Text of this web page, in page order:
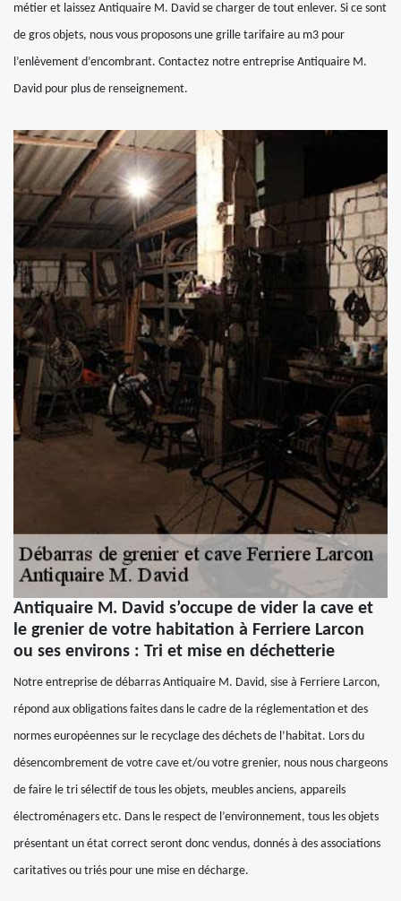
métier et laissez Antiquaire M. David se charger de tout enlever. Si ce sont
de gros objets, nous vous proposons une grille tarifaire au m3 pour
l’enlèvement d’encombrant. Contactez notre entreprise Antiquaire M.
David pour plus de renseignement.
Antiquaire M. David s’occupe de vider la cave et
le grenier de votre habitation à Ferriere Larcon
ou ses environs : Tri et mise en déchetterie
Notre entreprise de débarras Antiquaire M. David, sise à Ferriere Larcon,
répond aux obligations faites dans le cadre de la réglementation et des
normes européennes sur le recyclage des déchets de l’habitat. Lors du
désencombrement de votre cave et/ou votre grenier, nous nous chargeons
de faire le tri sélectif de tous les objets, meubles anciens, appareils
électroménagers etc. Dans le respect de l’environnement, tous les objets
présentant un état correct seront donc vendus, donnés à des associations
caritatives ou triés pour une mise en décharge.